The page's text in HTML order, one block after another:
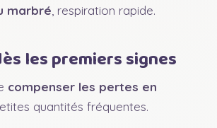
marbré , respiration rapide.
les premiers signes
compenser les pertes en
quantités fréquentes.